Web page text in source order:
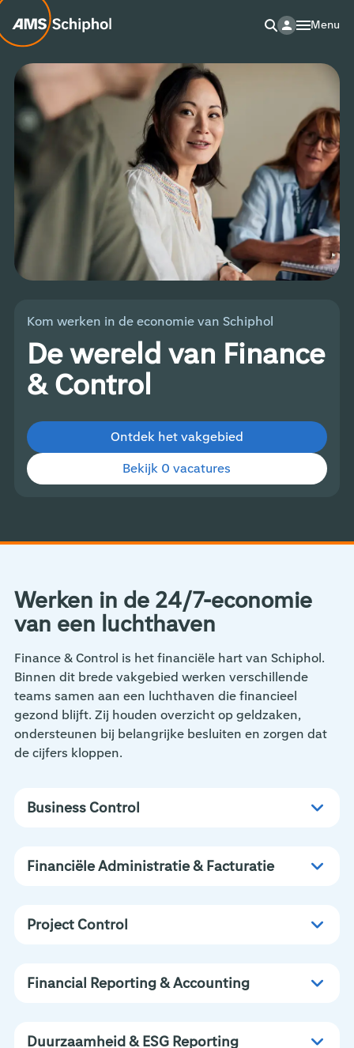
Menu
De wereld van Finance
& Control
Kom werken in de economie van Schiphol
Ontdek het vakgebied
Bekijk 0 vacatures
Werken in de 24/7-economie
van een luchthaven
Finance & Control is het financiële hart van Schiphol.
Binnen dit brede vakgebied werken verschillende
teams samen aan een luchthaven die financieel
gezond blijft. Zij houden overzicht op geldzaken,
ondersteunen bij belangrijke besluiten en zorgen dat
de cijfers kloppen.
Business Control
Financiële Administratie & Facturatie
Project Control
Financial Reporting & Accounting
Duurzaamheid & ESG Reporting